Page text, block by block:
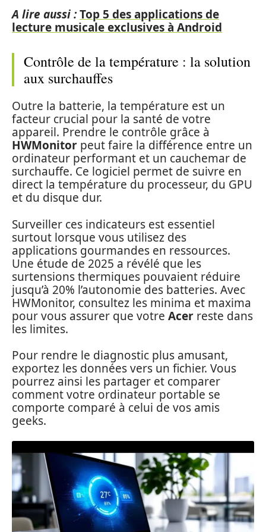
A lire aussi :Top 5 des applications de
lecture musicale exclusives à Android
Contrôle de la température : la solution
aux surchauffes
Outre la batterie, la température est un
facteur crucial pour la santé de votre
appareil. Prendre le contrôle grâce à
HWMonitor peut faire la différence entre un
ordinateur performant et un cauchemar de
surchauffe. Ce logiciel permet de suivre en
direct la température du processeur, du GPU
et du disque dur.
Surveiller ces indicateurs est essentiel
surtout lorsque vous utilisez des
applications gourmandes en ressources.
Une étude de 2025 a révélé que les
surtensions thermiques pouvaient réduire
jusqu’à 20% l’autonomie des batteries. Avec
HWMonitor, consultez les minima et maxima
pour vous assurer que votre Acer reste dans
les limites.
Pour rendre le diagnostic plus amusant,
exportez les données vers un fichier. Vous
pourrez ainsi les partager et comparer
comment votre ordinateur portable se
comporte comparé à celui de vos amis
geeks.